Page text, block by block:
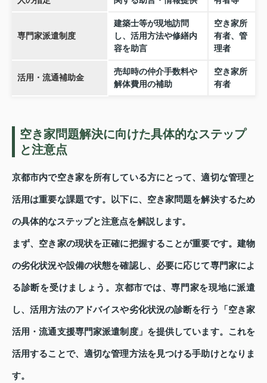
専門家派遣制度
建築士等が現地訪問
し、活用方法や修繕内
容を助言
空き家所
有者、管
理者
活用・流通補助金
売却時の仲介手数料や
解体費用の補助
空き家所
有者
空き家問題解決に向けた具体的なステップ
と注意点
京都市内で空き家を所有している方にとって、適切な管理と
活用は重要な課題です。以下に、空き家問題を解決するため
の具体的なステップと注意点を解説します。
まず、空き家の現状を正確に把握することが重要です。建物
の劣化状況や設備の状態を確認し、必要に応じて専門家によ
る診断を受けましょう。京都市では、専門家を現地に派遣
し、活用方法のアドバイスや劣化状況の診断を行う「空き家
活用・流通支援専門家派遣制度」を提供しています。これを
活用することで、適切な管理方法を見つける手助けとなりま
す。